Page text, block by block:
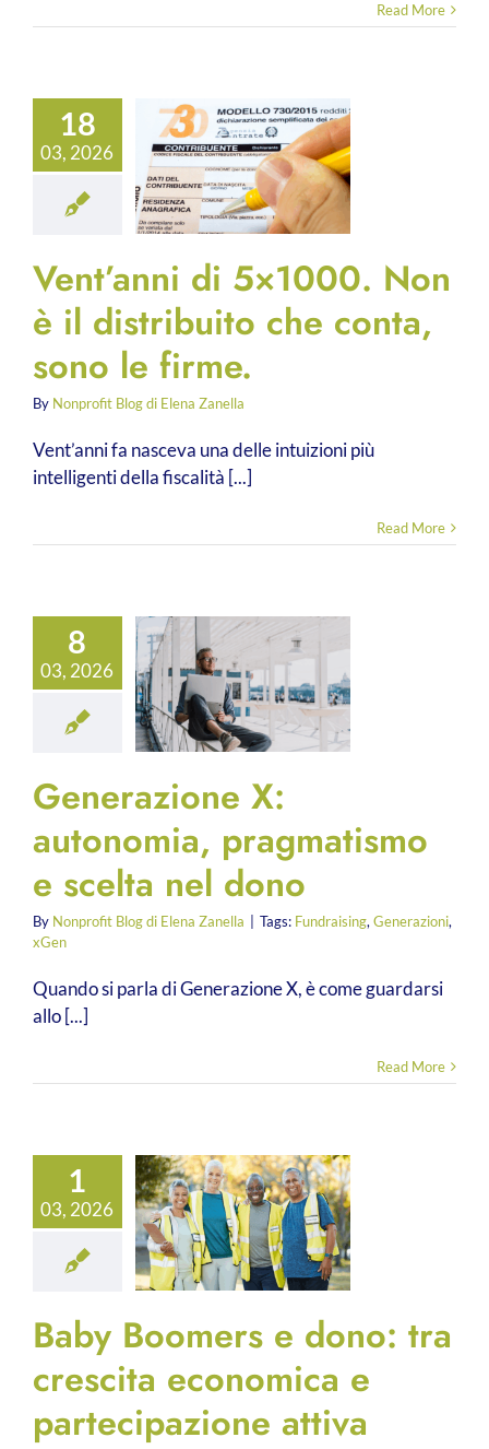
Read More
18
03, 2026
Vent’anni di 5×1000. Non
è il distribuito che conta,
sono le firme.
By Nonprofit Blog di Elena Zanella
Vent’anni fa nasceva una delle intuizioni più
intelligenti della fiscalità [...]
Read More
8
03, 2026
Generazione X:
autonomia, pragmatismo
e scelta nel dono
By Nonprofit Blog di Elena Zanella Tags: Fundraising, Generazioni,
xGen
Quando si parla di Generazione X, è come guardarsi
allo [...]
Read More
1
03, 2026
Baby Boomers e dono: tra
crescita economica e
partecipazione attiva